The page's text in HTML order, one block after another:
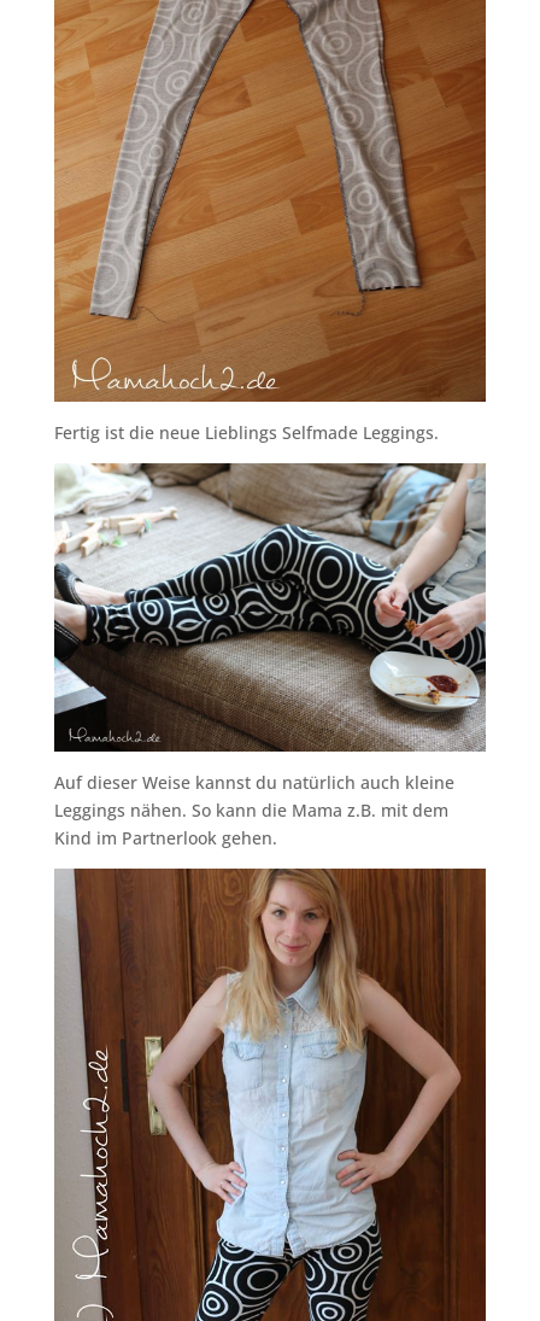
Fertig ist die neue Lieblings Selfmade Leggings.
Auf dieser Weise kannst du natürlich auch kleine
Leggings nähen. So kann die Mama z.B. mit dem
Kind im Partnerlook gehen.